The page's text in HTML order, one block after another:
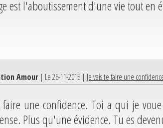
est l'aboutissement d'une vie tout en
Amour | Le 26-11-2015 | Je vais te faire une
une confidence. Toi a qui je
Plus qu'une évidence. Tu es